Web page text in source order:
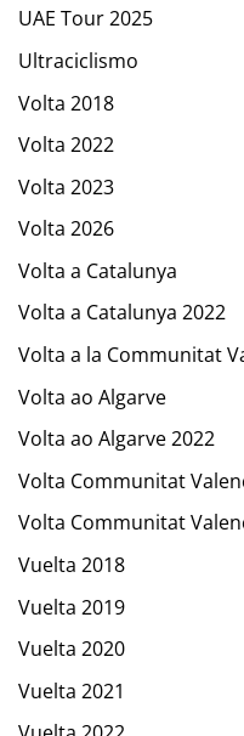
UAE Tour 2025
Ultraciclismo
Volta 2018
Volta 2022
Volta 2023
Volta 2026
Volta a Catalunya
Volta a Catalunya 2022
Volta a la Communitat
Volta ao Algarve
Volta ao Algarve 2022
Volta Communitat
Volta Communitat
Vuelta 2018
Vuelta 2019
Vuelta 2020
Vuelta 2021